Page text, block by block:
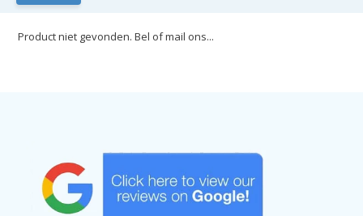
Product niet gevonden. Bel of mail ons...